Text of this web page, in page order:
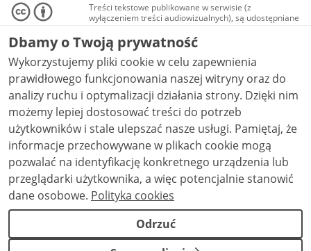
Treści tekstowe publikowane w serwisie (z
wyłączeniem treści audiowizualnych), są udostępniane
- na tych samych warunkach 4.0 (CC BY-SA 4.0).
Materiały audiowizualne, w tym zdjęcia, materiały
audio i wideo, są udostępniane na licencji typu
Creative Commons: uznanie autorstwa użycie
niekomercyjne - bez utworów zależnych 4.0 (CC BY-
NC-ND 4.0), o ile nie jest to stwierdzone inaczej.
Dbamy o Twoją prywatność
Wykorzystujemy pliki cookie w celu zapewnienia
prawidłowego funkcjonowania naszej witryny oraz do
analizy ruchu i optymalizacji działania strony. Dzięki nim
możemy lepiej dostosować treści do potrzeb
użytkowników i stale ulepszać nasze usługi. Pamiętaj, że
informacje przechowywane w plikach cookie mogą
pozwalać na identyfikację konkretnego urządzenia lub
przeglądarki użytkownika, a więc potencjalnie stanowić
dane osobowe. Polityka cookies
Odrzuć